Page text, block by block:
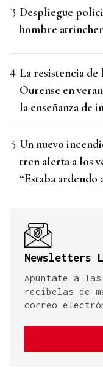
Despliegue
hombre
La resistencia de
Ourense en
la enseñanza de
Un nuevo
tren alerta a los
“Estaba ardendo
Newsletters
Apúntate a
recíbelas de
correo